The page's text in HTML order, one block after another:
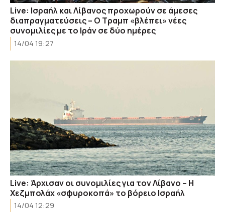
Live: Ισραήλ και Λίβανος προχωρούν σε άμεσες
διαπραγματεύσεις – Ο Τραμπ «βλέπει» νέες
συνομιλίες με το Ιράν σε δύο ημέρες
14/04 19:27
Live: Άρχισαν οι συνομιλίες για τον Λίβανο – Η
Χεζμπολάχ «σφυροκοπά» το βόρειο Ισραήλ
14/04 12:29